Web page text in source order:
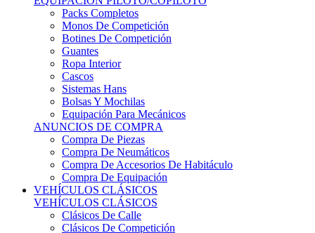
Monos De Competición
Botines De Competición
Guantes
Ropa Interior
Cascos
Sistemas Hans
Bolsas Y Mochilas
Equipación Para Mecánicos
ANUNCIOS DE COMPRA
Compra De Piezas
Compra De Neumáticos
Compra De Accesorios De Habitáculo
Compra De Equipación
VEHÍCULOS CLÁSICOS
VEHÍCULOS CLÁSICOS
Clásicos De Calle
Clásicos De Competición
Motores